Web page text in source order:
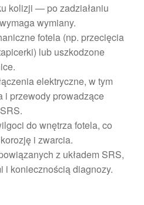
kolizji — po zadziałaniu
wymiany.
fotela (np. przecięcia
lub uszkodzone
elektryczne, w tym
i przewody prowadzące
do wnętrza fotela, co
i zwarcia.
z układem SRS,
i koniecznością diagnozy.